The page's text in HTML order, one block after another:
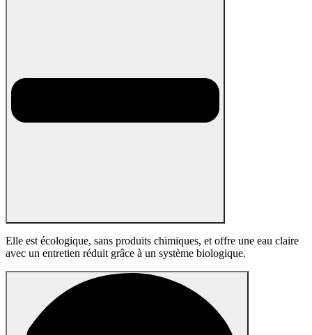
Elle est écologique, sans produits chimiques, et offre une eau claire
avec un entretien réduit grâce à un système biologique.